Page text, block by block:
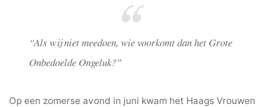
“Als wij niet meedoen, wie voorkomt dan het Grote
Onbedoelde Ongeluk?”
Op een zomerse avond in juni kwam het Haags Vrouwen